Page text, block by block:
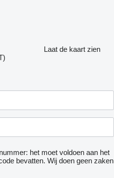
Laat de kaart zien
het moet voldoen aan het
bevatten. Wij doen geen zaken